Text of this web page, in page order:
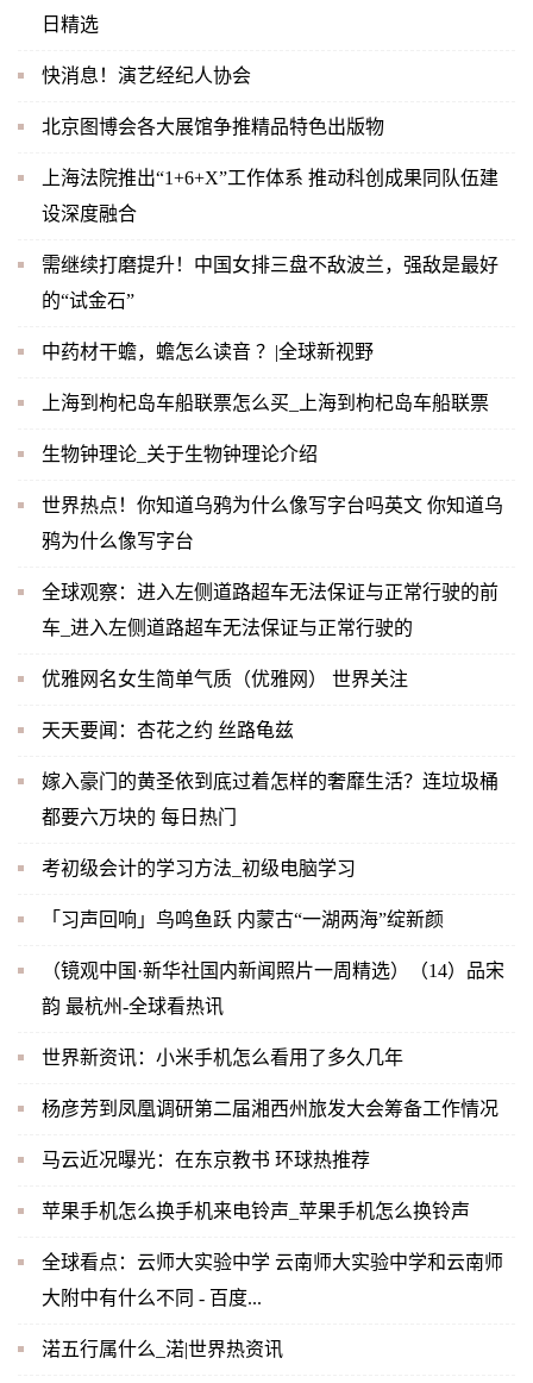
日精选
快消息！演艺经纪人协会
北京图博会各大展馆争推精品特色出版物
上海法院推出“1+6+X”工作体系 推动科创成果同队伍建
设深度融合
需继续打磨提升！中国女排三盘不敌波兰，强敌是最好
的“试金石”
中药材干蟾，蟾怎么读音 ？|全球新视野
上海到枸杞岛车船联票怎么买_上海到枸杞岛车船联票
生物钟理论_关于生物钟理论介绍
世界热点！你知道乌鸦为什么像写字台吗英文 你知道乌
鸦为什么像写字台
全球观察：进入左侧道路超车无法保证与正常行驶的前
车_进入左侧道路超车无法保证与正常行驶的
优雅网名女生简单气质（优雅网） 世界关注
天天要闻：杏花之约 丝路龟兹
嫁入豪门的黄圣依到底过着怎样的奢靡生活？连垃圾桶
都要六万块的 每日热门
考初级会计的学习方法_初级电脑学习
「习声回响」鸟鸣鱼跃 内蒙古“一湖两海”绽新颜
（镜观中国·新华社国内新闻照片一周精选）（14）品宋
韵 最杭州-全球看热讯
世界新资讯：小米手机怎么看用了多久几年
杨彦芳到凤凰调研第二届湘西州旅发大会筹备工作情况
马云近况曝光：在东京教书 环球热推荐
苹果手机怎么换手机来电铃声_苹果手机怎么换铃声
全球看点：云师大实验中学 云南师大实验中学和云南师
大附中有什么不同 - 百度...
渃五行属什么_渃|世界热资讯